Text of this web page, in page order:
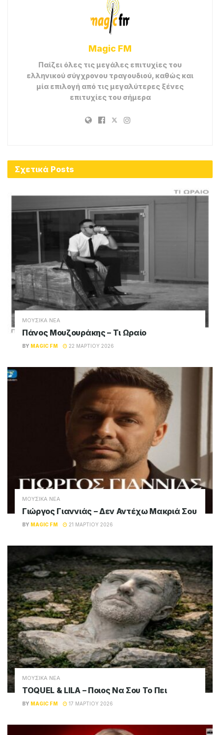
Magic FM
Παίζει όλες τις μεγάλες επιτυχίες του
ελληνικού σύγχρονου τραγουδιού, καθώς και
μία επιλογή από τις μεγαλύτερες ξένες
επιτυχίες του σήμερα
Σχετικά Posts
ΜΟΥΣΙΚΑ ΝΕΑ
Πάνος Μουζουράκης – Τι Ωραίο
BY MAGIC FM 22 ΜΑΡΤΊΟΥ 2026
ΜΟΥΣΙΚΑ ΝΕΑ
Γιώργος Γιαννιάς – Δεν Αντέχω Μακριά Σου
BY MAGIC FM 21 ΜΑΡΤΊΟΥ 2026
ΜΟΥΣΙΚΑ ΝΕΑ
TOQUEL & LILA – Ποιος Να Σου Το Πει
BY MAGIC FM 17 ΜΑΡΤΊΟΥ 2026